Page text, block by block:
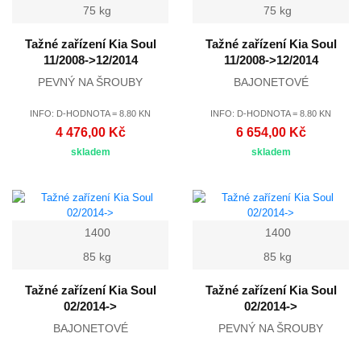
75 kg
Tažné zařízení Kia Soul
11/2008->12/2014
PEVNÝ NA ŠROUBY
INFO: D-HODNOTA = 8.80 KN
4 476,00 Kč
skladem
75 kg
Tažné zařízení Kia Soul
11/2008->12/2014
BAJONETOVÉ
INFO: D-HODNOTA = 8.80 KN
6 654,00 Kč
skladem
1400
85 kg
Tažné zařízení Kia Soul
02/2014->
BAJONETOVÉ
1400
85 kg
Tažné zařízení Kia Soul
02/2014->
PEVNÝ NA ŠROUBY